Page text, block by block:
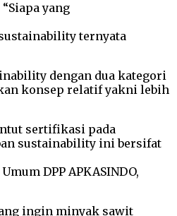
yang
ternyata
dengan dua kategori
konsep relatif yakni lebih
sertifikasi pada
sustainability ini bersifat
DPP APKASINDO,
ingin minyak sawit